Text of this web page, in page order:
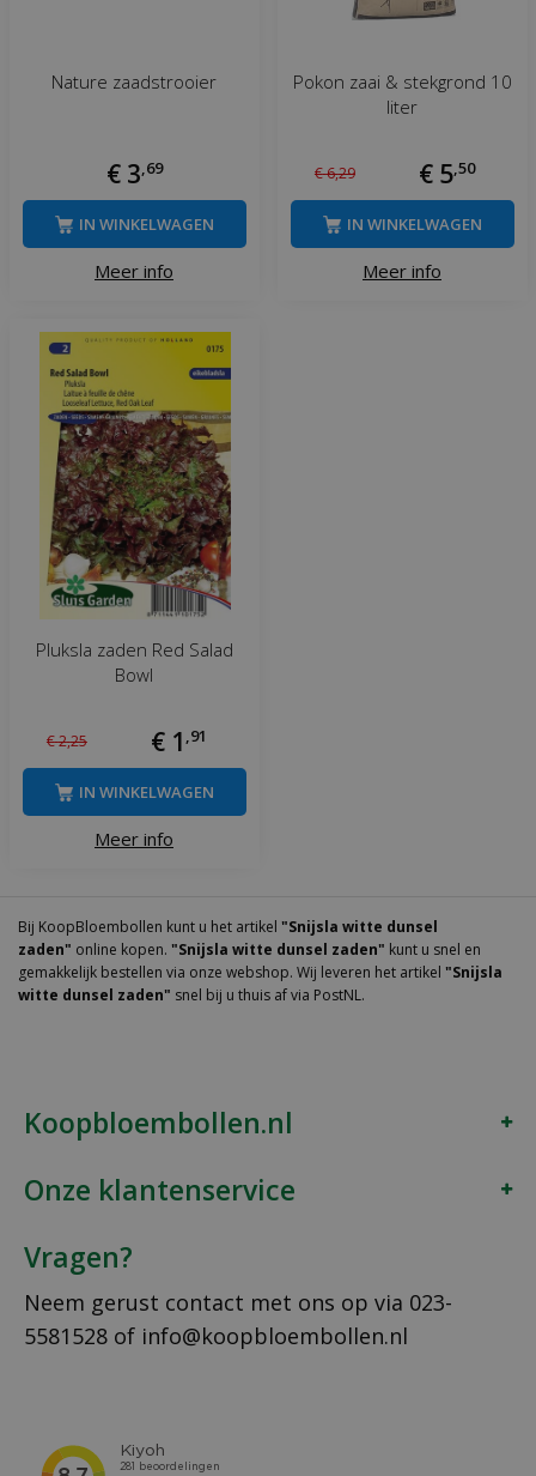
Nature zaadstrooier
€ 3,69
Meer info
IN WINKELWAGEN
Pokon zaai & stekgrond 10
liter
€6,29 € 5,50
Meer info
IN WINKELWAGEN
Pluksla zaden Red Salad
Bowl
€2,25 € 1 ,91
Meer info
IN WINKELWAGEN
Bij KoopBloembollen kunt u het artikel "Snijsla witte dunsel
zaden" online kopen. "Snijsla witte dunsel zaden" kunt u snel en
gemakkelijk bestellen via onze webshop. Wij leveren het artikel "Snijsla
witte dunsel zaden" snel bij u thuis af via PostNL.
Koopbloembollen.nl
Onze klantenservice
Vragen?
Neem gerust contact met ons op via 023-
5581528 of info@koopbloembollen.nl